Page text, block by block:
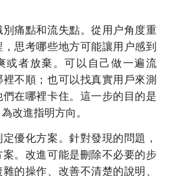
痛點和流失點。從用户角度重
，思考哪些地方可能讓用户感到
或者放棄。可以自己做一遍流
不順；也可以找真實用戶來測
在哪裡卡住。這一步的目的是
改進指明方向。
優化方案。針對發現的問題，
。改進可能是刪除不必要的步
的操作、改善不清楚的說明、